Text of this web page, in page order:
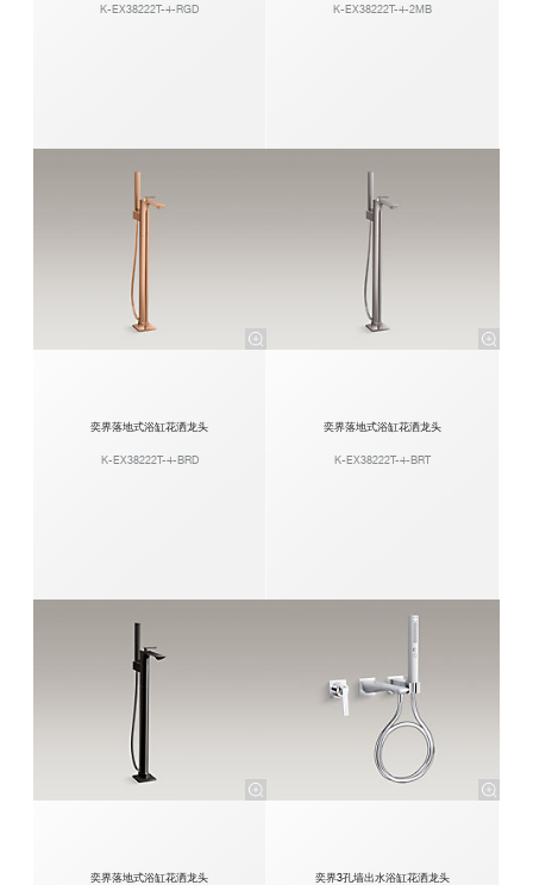
K-EX38222T-4-RGD K-EX38222T-4-2MB
奕界落地式浴缸花洒龙头
K-EX38222T-4-BRD
奕界落地式浴缸花洒龙头
K-EX38222T-4-BRT
奕界落地式浴缸花洒龙头 奕界3孔墙出水浴缸花洒龙头